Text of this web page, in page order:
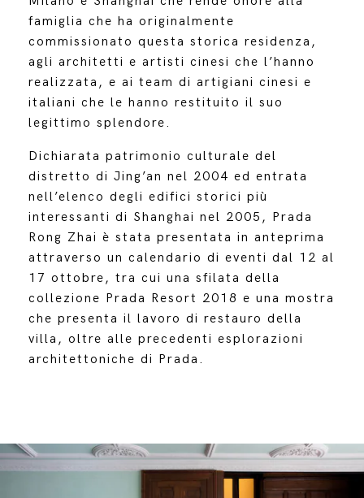
famiglia che ha originalmente
commissionato questa storica residenza,
agli architetti e artisti cinesi che l’hanno
realizzata, e ai team di artigiani cinesi e
italiani che le hanno restituito il suo
legittimo splendore.
Dichiarata patrimonio culturale del
distretto di Jing’an nel 2004 ed entrata
nell’elenco degli edifici storici più
interessanti di Shanghai nel 2005, Prada
Rong Zhai è stata presentata in anteprima
attraverso un calendario di eventi dal 12 al
17 ottobre, tra cui una sfilata della
collezione Prada Resort 2018 e una mostra
che presenta il lavoro di restauro della
villa, oltre alle precedenti esplorazioni
architettoniche di Prada.